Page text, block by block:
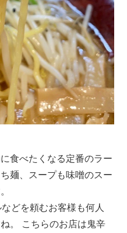
食べたくなる定番のラー
麺、スープも味噌のスー
どを頼むお客様も何人
。 こちらのお店は鬼辛